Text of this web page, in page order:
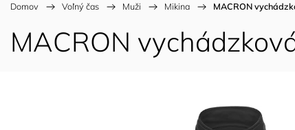
Domov / Voľný čas / Muži / Mikina / MACRON
MACRON